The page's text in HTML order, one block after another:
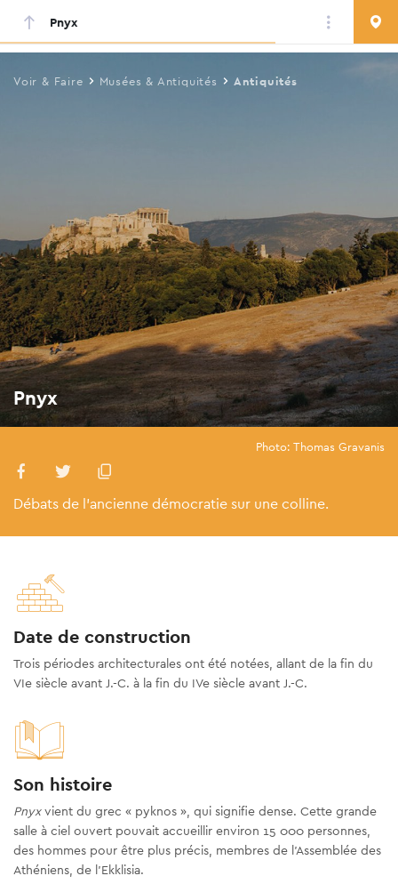
Skip
main
Voir & Faire Musées & Antiquités Antiquités
Pnyx
Photo: Thomas Gravanis
Débats de l'ancienne démocratie sur une colline.
Pnyx
Date de construction
Trois périodes architecturales ont été notées, allant de la fin du
VIe siècle avant J.-C. à la fin du IVe siècle avant J.-C.
Son histoire
Pnyxvient du grec « pyknos », qui signifie dense. Cette grande
salle à ciel ouvert pouvait accueillir environ 15 000 personnes,
des hommes pour être plus précis, membres de l'Assemblée des
Athéniens, de l'Ekklisia.